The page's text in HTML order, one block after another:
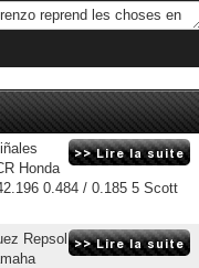
Honda
0.484 / 0.185 5 Scott
Repsol